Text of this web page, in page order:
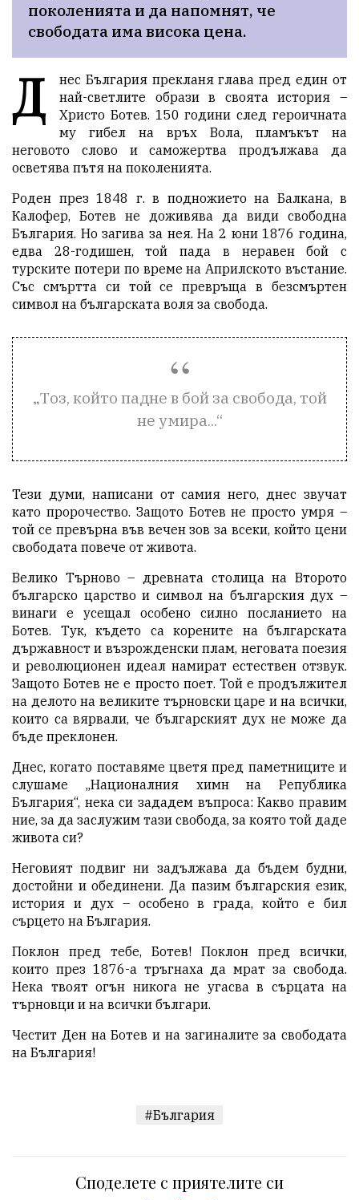
поколенията и да напомнят, че
свободата има висока цена.
Д
нес България прекланя глава пред един от
най-светлите образи в своята история –
Христо Ботев. 150 години след героичната
му гибел на връх Вола, пламъкът на
неговото слово и саможертва продължава да
осветява пътя на поколенията.
Роден през 1848 г. в подножието на Балкана, в
Калофер, Ботев не доживява да види свободна
България. Но загива за нея. На 2 юни 1876 година,
едва 28-годишен, той пада в неравен бой с
турските потери по време на Априлското въстание.
Със смъртта си той се превръща в безсмъртен
символ на българската воля за свобода.
„Тоз, който падне в бой за свобода, той
не умира...“
Тези думи, написани от самия него, днес звучат
като пророчество. Защото Ботев не просто умря –
той се превърна във вечен зов за всеки, който цени
свободата повече от живота.
Велико Търново – древната столица на Второто
българско царство и символ на българския дух –
винаги е усещал особено силно посланието на
Ботев. Тук, където са корените на българската
държавност и възрожденски плам, неговата поезия
и революционен идеал намират естествен отзвук.
Защото Ботев не е просто поет. Той е продължител
на делото на великите търновски царе и на всички,
които са вярвали, че българският дух не може да
бъде преклонен.
Днес, когато поставяме цветя пред паметниците и
слушаме „Националния химн на Република
България“, нека си зададем въпроса: Какво правим
ние, за да заслужим тази свобода, за която той даде
живота си?
Неговият подвиг ни задължава да бъдем будни,
достойни и обединени. Да пазим българския език,
история и дух – особено в града, който е бил
сърцето на България.
Поклон пред тебе, Ботев! Поклон пред всички,
които през 1876-а тръгнаха да мрат за свобода.
Нека твоят огън никога не угасва в сърцата на
търновци и на всички българи.
Честит Ден на Ботев и на загиналите за свободата
на България!
#България
Споделете с приятелите си